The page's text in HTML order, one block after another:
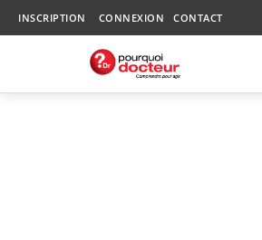
INSCRIPTION CONNEXION CONTACT